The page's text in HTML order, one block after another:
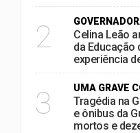
2
Celina Leão
da Educação
experiência
3 UMA GRAVE
Tragédia na
e ônibus da
mortos e